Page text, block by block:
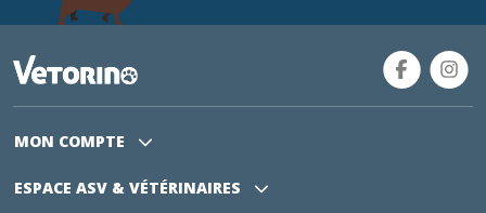
MON COMPTE
ESPACE ASV & VÉTÉRINAIRES